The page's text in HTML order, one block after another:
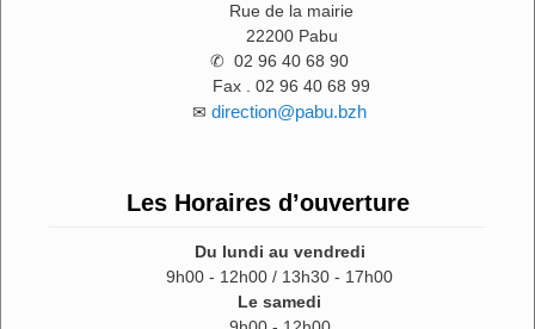
Rue de la mairie
22200 Pabu
✆ 02 96 40 68 90
Fax . 02 96 40 68 99
✉ direction@pabu.bzh
Les Horaires d’ouverture
Du lundi au vendredi
9h00 - 12h00 / 13h30 - 17h00
Le samedi